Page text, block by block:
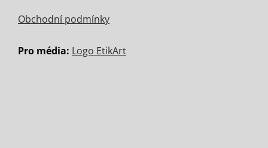
Obchodní podmínky
Pro média: Logo EtikArt